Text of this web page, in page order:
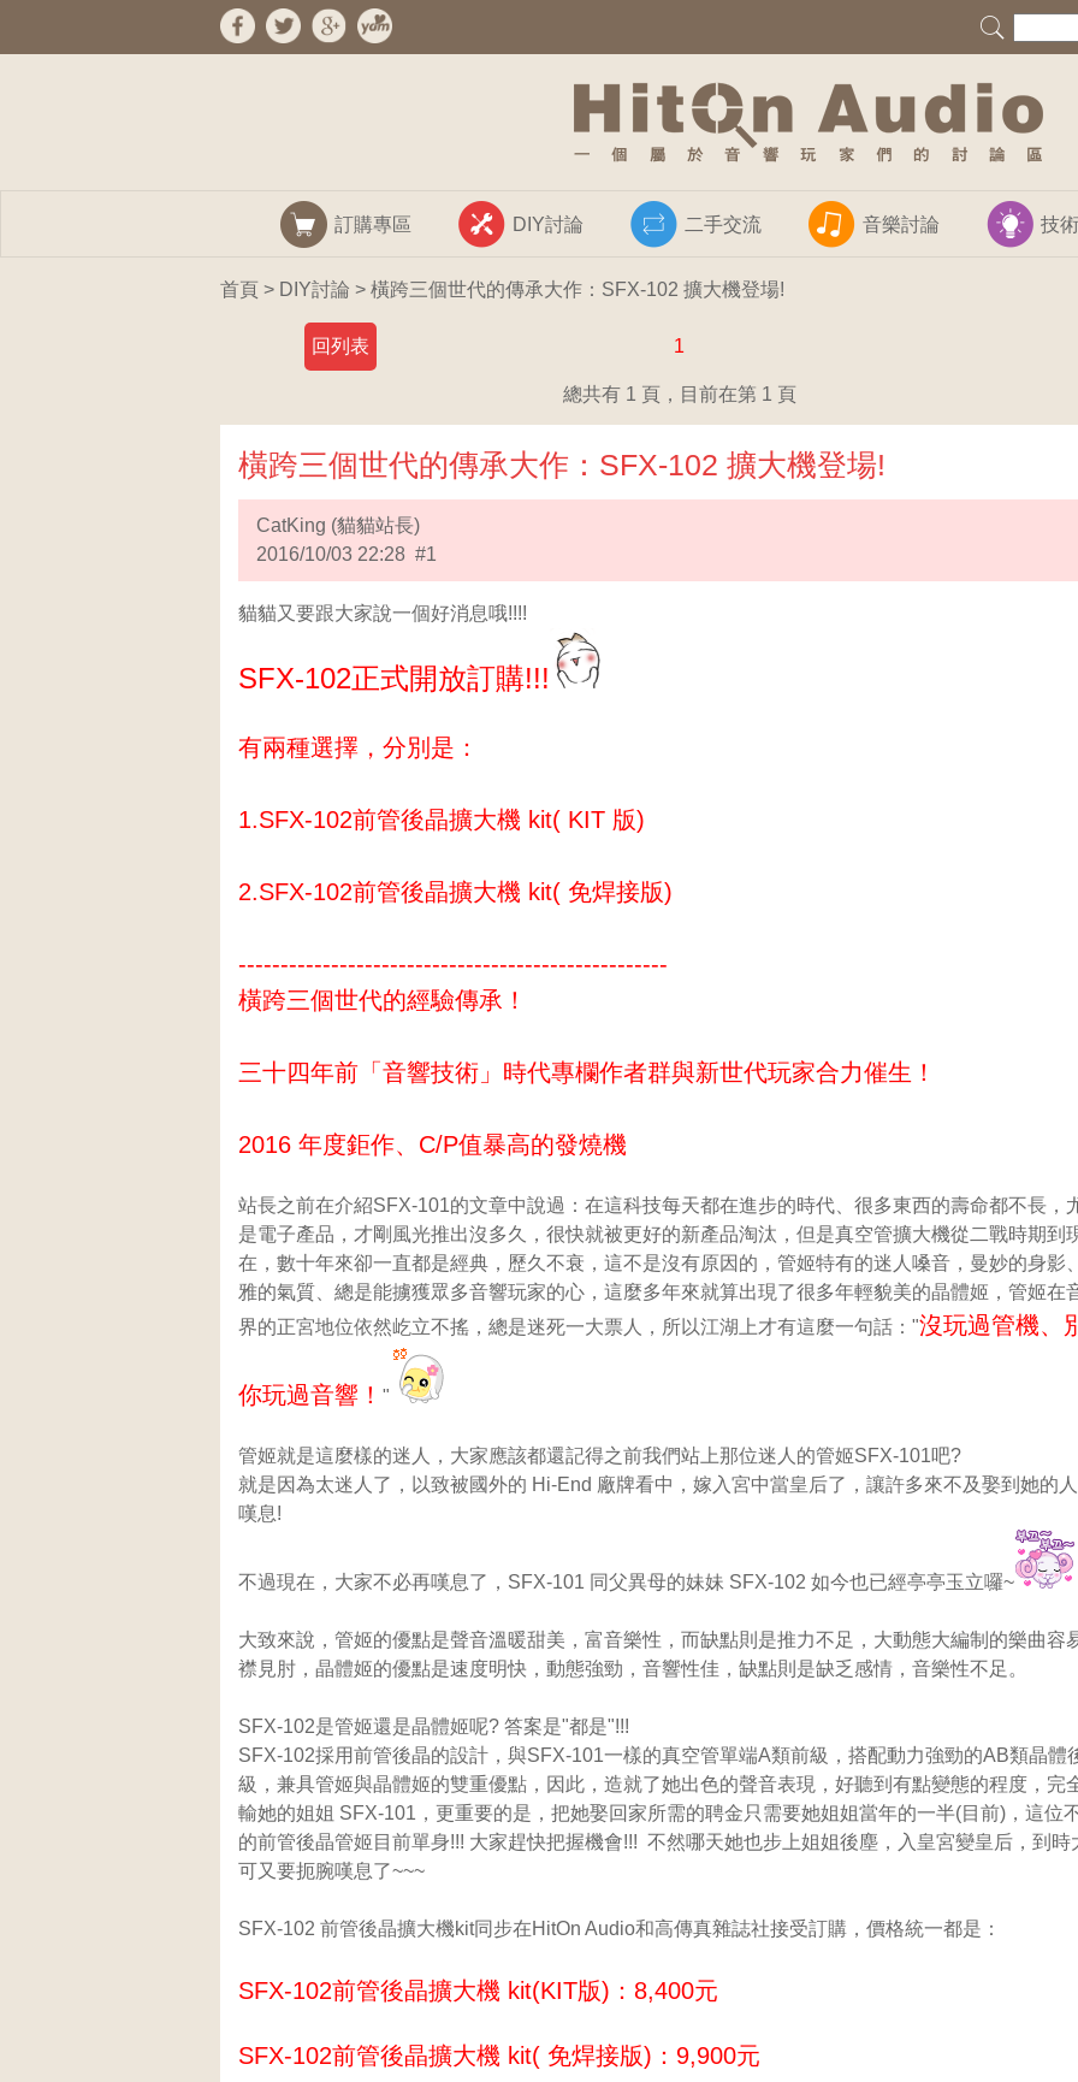
訂購專區 DIY討論 二手交流 音樂討論 技
首頁 > DIY討論 > 橫跨三個世代的傳承大作：SFX-102 擴大機登場!
回列表 1
總共有 1 頁，目前在第 1 頁
橫跨三個世代的傳承大作：SFX-102 擴大機登場!
CatKing (貓貓站長)
2016/10/03 22:28 #1
貓貓又要跟大家說一個好消息哦!!!!
SFX-102正式開放訂購!!!
有兩種選擇，分別是：
1.SFX-102前管後晶擴大機 kit( KIT 版)
2.SFX-102前管後晶擴大機 kit( 免焊接版)
---------------------------------------------------
橫跨三個世代的經驗傳承！
三十四年前「音響技術」時代專欄作者群與新世代玩家合力催生！
2016 年度鉅作、C/P值暴高的發燒機
站長之前在介紹SFX-101的文章中說過：在這科技每天都在進步的時代、很多東西的壽命都不長，
是電子產品，才剛風光推出沒多久，很快就被更好的新產品淘汰，但是真空管擴大機從二戰時期到
在，數十年來卻一直都是經典，歷久不衰，這不是沒有原因的，管姬特有的迷人嗓音，曼妙的身影
雅的氣質、總是能擄獲眾多音響玩家的心，這麼多年來就算出現了很多年輕貌美的晶體姬，管姬在
界的正宮地位依然屹立不搖，總是迷死一大票人，所以江湖上才有這麼一句話："沒玩過管機、
你玩過音響！ "
管姬就是這麼樣的迷人，大家應該都還記得之前我們站上那位迷人的管姬SFX-101吧?
就是因為太迷人了，以致被國外的 Hi-End 廠牌看中，嫁入宮中當皇后了，讓許多來不及娶到她的
嘆息!
不過現在，大家不必再嘆息了，SFX-101 同父異母的妹妹 SFX-102 如今也已經亭亭玉立囉~
大致來說，管姬的優點是聲音溫暖甜美，富音樂性，而缺點則是推力不足，大動態大編制的樂曲容
襟見肘，晶體姬的優點是速度明快，動態強勁，音響性佳，缺點則是缺乏感情，音樂性不足。
SFX-102是管姬還是晶體姬呢? 答案是"都是"!!!
SFX-102採用前管後晶的設計，與SFX-101一樣的真空管單端A類前級，搭配動力強勁的AB類晶體
級，兼具管姬與晶體姬的雙重優點，因此，造就了她出色的聲音表現，好聽到有點變態的程度，完
輸她的姐姐 SFX-101，更重要的是，把她娶回家所需的聘金只需要她姐姐當年的一半(目前)，這位
的前管後晶管姬目前單身!!! 大家趕快把握機會!!! 不然哪天她也步上姐姐後塵，入皇宮變皇后，到時
可又要扼腕嘆息了~~~
SFX-102 前管後晶擴大機kit同步在HitOn Audio和高傳真雜誌社接受訂購，價格統一都是：
SFX-102前管後晶擴大機 kit(KIT版)：8,400元
SFX-102前管後晶擴大機 kit( 免焊接版)：9,900元